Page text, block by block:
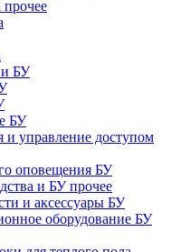
прочее
и БУ
БУ
и управление доступом
оповещения БУ
и БУ прочее
и аксессуары БУ
оборудование БУ